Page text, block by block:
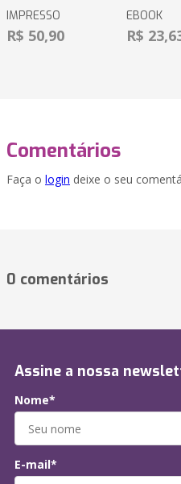
IMPRESSO
R$ 50,90
EBOOK
R$
Comentários
Faça o login deixe o seu
0 comentários
Assine a nossa
Nome*
E-mail*